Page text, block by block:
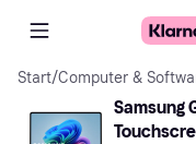
Start/Computer &
Samsung